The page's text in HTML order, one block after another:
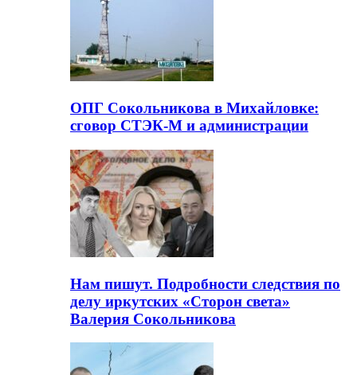
ОПГ Сокольникова в Михайловке:
сговор СТЭК-М и администрации
Нам пишут. Подробности следствия по
делу иркутских «Сторон света»
Валерия Сокольникова